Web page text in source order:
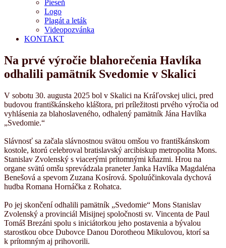
Pieseň
Logo
Plagát a leták
Videopozvánka
KONTAKT
Na prvé výročie blahorečenia Havlíka
odhalili pamätník Svedomie v Skalici
V sobotu 30. augusta 2025 bol v Skalici na Kráľovskej ulici, pred
budovou františkánskeho kláštora, pri príležitosti prvého výročia od
vyhlásenia za blahoslaveného, odhalený pamätník Jána Havlíka
„Svedomie.“
Slávnosť sa začala slávnostnou svätou omšou vo františkánskom
kostole, ktorú celebroval bratislavský arcibiskup metropolita Mons.
Stanislav Zvolenský s viacerými prítomnými kňazmi. Hrou na
organe svätú omšu sprevádzala praneter Janka Havlíka Magdaléna
Benešová a spevom Zuzana Kosírová. Spoluúčinkovala dychová
hudba Romana Hornáčka z Rohatca.
Po jej skončení odhalili pamätník „Svedomie“ Mons Stanislav
Zvolenský a provinciál Misijnej spoločnosti sv. Vincenta de Paul
Tomáš Brezáni spolu s iniciátorkou jeho postavenia a bývalou
starostkou obce Dubovce Danou Dorotheou Mikulovou, ktorí sa
k prítomným aj prihovorili.